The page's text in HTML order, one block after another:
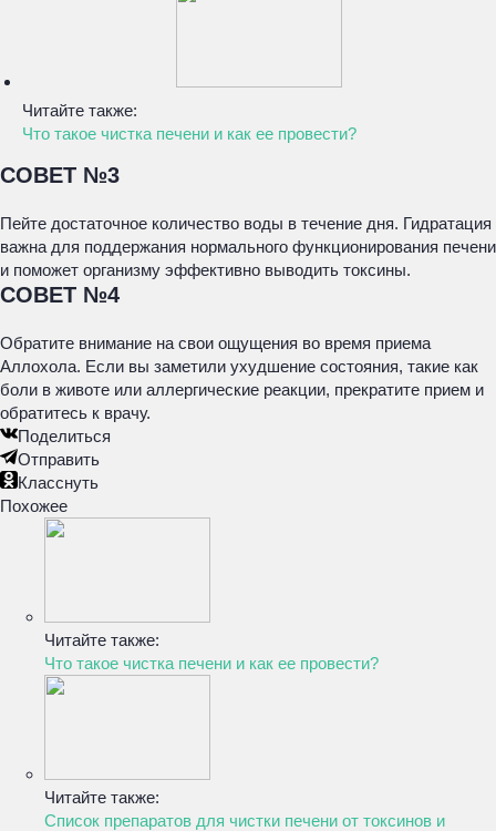
Читайте также:
Что такое чистка печени и как ее провести?
СОВЕТ №3
Пейте достаточное количество воды в течение дня. Гидратация
важна для поддержания нормального функционирования печени
и поможет организму эффективно выводить токсины.
СОВЕТ №4
Обратите внимание на свои ощущения во время приема
Аллохола. Если вы заметили ухудшение состояния, такие как
боли в животе или аллергические реакции, прекратите прием и
обратитесь к врачу.
Поделиться
Отправить
Класснуть
Похожее
Читайте также:
Что такое чистка печени и как ее провести?
Читайте также:
Список препаратов для чистки печени от токсинов и